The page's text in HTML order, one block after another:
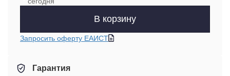
В корзину
Запросить оферту ЕАИСТ
Гарантия